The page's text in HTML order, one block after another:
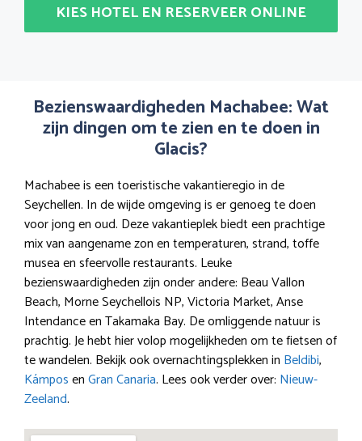
KIES HOTEL EN RESERVEER ONLINE
Bezienswaardigheden Machabee: Wat
zijn dingen om te zien en te doen in
Glacis?
Machabee is een toeristische vakantieregio in de
Seychellen. In de wijde omgeving is er genoeg te doen
voor jong en oud. Deze vakantieplek biedt een prachtige
mix van aangename zon en temperaturen, strand, toffe
musea en sfeervolle restaurants. Leuke
bezienswaardigheden zijn onder andere: Beau Vallon
Beach, Morne Seychellois NP, Victoria Market, Anse
Intendance en Takamaka Bay. De omliggende natuur is
prachtig. Je hebt hier volop mogelijkheden om te fietsen of
te wandelen. Bekijk ook overnachtingsplekken in Beldibi,
KámposenGran Canaria. Lees ook verder over: Nieuw-
Zeeland.